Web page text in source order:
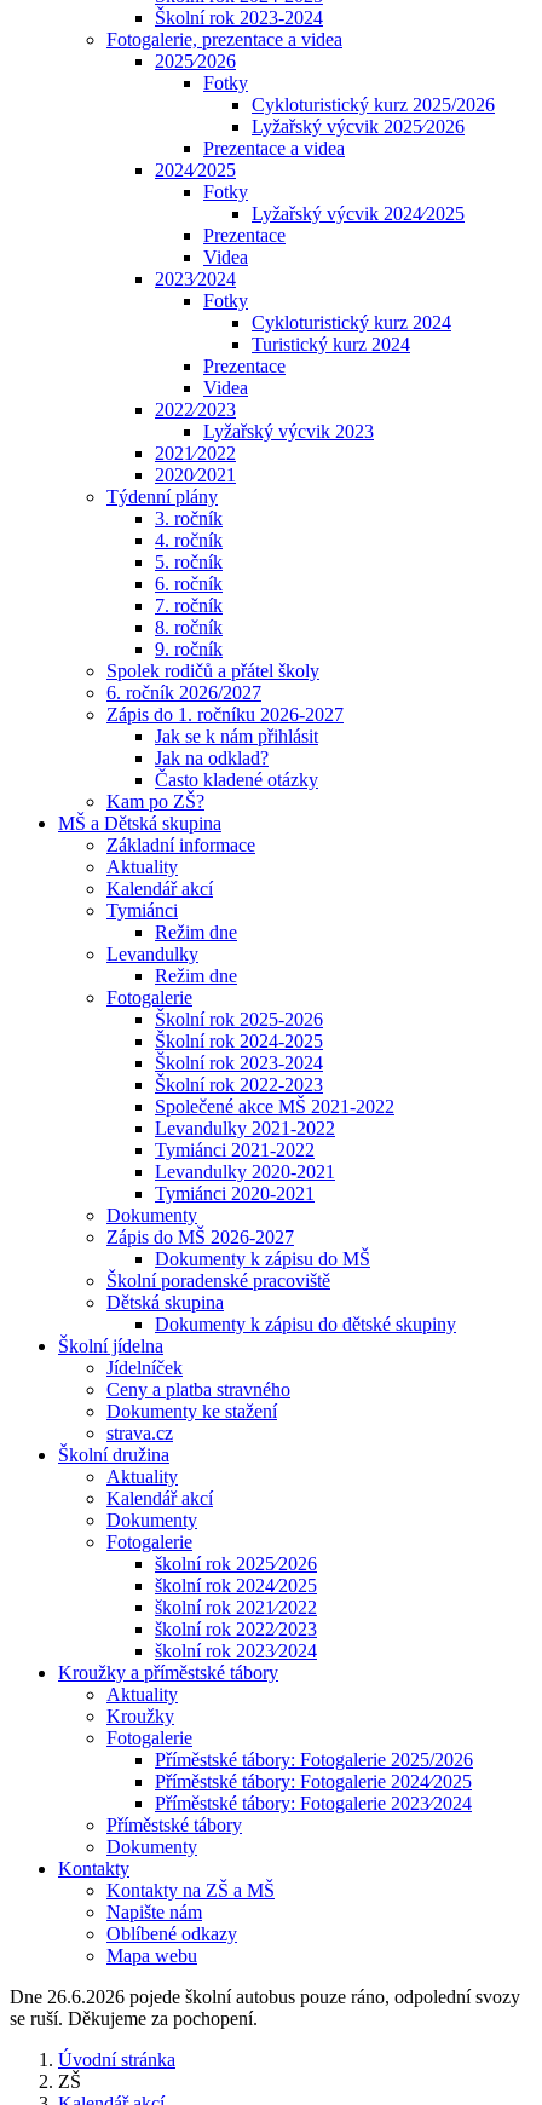
Školní rok 2023-2024
Fotogalerie, prezentace a videa
2025⁄2026
Fotky
Cykloturistický kurz 2025/2026
Lyžařský výcvik 2025⁄2026
Prezentace a videa
2024⁄2025
Fotky
Lyžařský výcvik 2024⁄2025
Prezentace
Videa
2023⁄2024
Fotky
Cykloturistický kurz 2024
Turistický kurz 2024
Prezentace
Videa
2022⁄2023
Lyžařský výcvik 2023
2021⁄2022
2020⁄2021
Týdenní plány
3. ročník
4. ročník
5. ročník
6. ročník
7. ročník
8. ročník
9. ročník
Spolek rodičů a přátel školy
6. ročník 2026/2027
Zápis do 1. ročníku 2026-2027
Jak se k nám přihlásit
Jak na odklad?
Často kladené otázky
Kam po ZŠ?
MŠ a Dětská skupina
Základní informace
Aktuality
Kalendář akcí
Tymiánci
Režim dne
Levandulky
Režim dne
Fotogalerie
Školní rok 2025-2026
Školní rok 2024-2025
Školní rok 2023-2024
Školní rok 2022-2023
Společené akce MŠ 2021-2022
Levandulky 2021-2022
Tymiánci 2021-2022
Levandulky 2020-2021
Tymiánci 2020-2021
Dokumenty
Zápis do MŠ 2026-2027
Dokumenty k zápisu do MŠ
Školní poradenské pracoviště
Dětská skupina
Dokumenty k zápisu do dětské skupiny
Školní jídelna
Jídelníček
Ceny a platba stravného
Dokumenty ke stažení
strava.cz
Školní družina
Aktuality
Kalendář akcí
Dokumenty
Fotogalerie
školní rok 2025⁄2026
školní rok 2024⁄2025
školní rok 2021⁄2022
školní rok 2022⁄2023
školní rok 2023⁄2024
Kroužky a příměstské tábory
Aktuality
Kroužky
Fotogalerie
Příměstské tábory: Fotogalerie 2025/2026
Příměstské tábory: Fotogalerie 2024⁄2025
Příměstské tábory: Fotogalerie 2023⁄2024
Příměstské tábory
Dokumenty
Kontakty
Kontakty na ZŠ a MŠ
Napište nám
Oblíbené odkazy
Mapa webu
Dne 26.6.2026 pojede školní autobus pouze ráno, odpolední svozy
se ruší. Děkujeme za pochopení.
Úvodní stránka
ZŠ